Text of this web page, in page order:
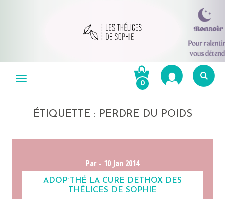
Menu 0
ÉTIQUETTE : PERDRE DU POIDS
Par - 10 Jan 2014
ADOP´THÉ LA CURE DETHOX DES
THÉLICES DE SOPHIE